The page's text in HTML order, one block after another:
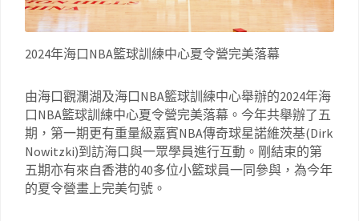
2024年海口NBA籃球訓練中心夏令營完美落幕
由海口觀瀾湖及海口NBA籃球訓練中心舉辦的2024年海
口NBA籃球訓練中心夏令營完美落幕。今年共舉辦了五
期，第一期更有重量級嘉賓NBA傳奇球星諾維茨基(Dirk
Nowitzki)到訪海口與一眾學員進行互動。剛結束的第
五期亦有來自香港的40多位小籃球員一同參與，為今年
的夏令營畫上完美句號。